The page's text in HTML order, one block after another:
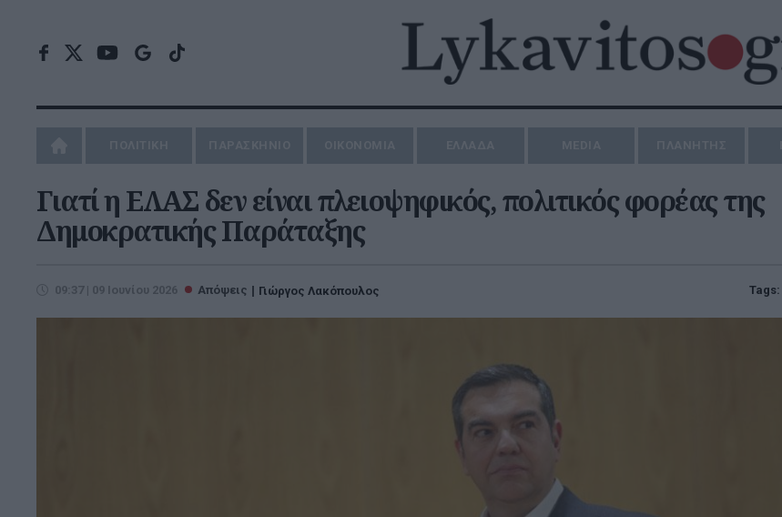
Γιατί η ΕΛΑΣ δεν είναι πλειοψηφικός, πολιτικός φορέας της
Δημοκρατικής Παράταξης
09:37 | 09 Ιουνίου 2026 Απόψεις Γιώργος Λακόπουλος Tags: